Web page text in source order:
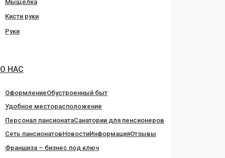
Мыщелка
Кисти руки
Руки
О НАС
ОформлениеОбустроенный быт
Удобное месторасположение
Персонал пансионатаСанатории для пенсионеров
Сеть пансионатовНовостиИнформацияОтзывы
Франшиза – бизнес под ключ